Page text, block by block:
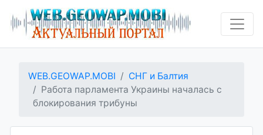
WEB.GEOWAP.MOBI
СНГ и Балтия
Работа парламента Украины началась с
блокирования трибуны